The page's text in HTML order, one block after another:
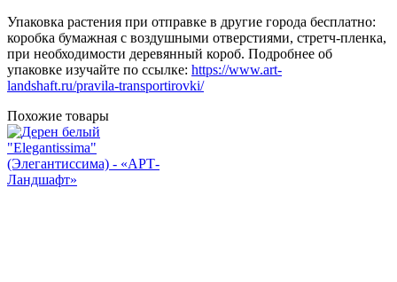
Упаковка растения при отправке в другие города бесплатно:
коробка бумажная с воздушными отверстиями, стретч-пленка,
при необходимости деревянный короб. Подробнее об
упаковке изучайте по ссылке: https://www.art-
landshaft.ru/pravila-transportirovki/
Похожие товары